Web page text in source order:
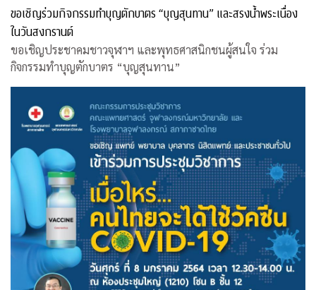
ขอเชิญร่วมกิจกรรมทำบุญตักบาตร “บุญสุนทาน” และสรงน้ำพระเนื่อง
ในวันสงกรานต์
ขอเชิญประชาคมชาวจุฬาฯ และพุทธศาสนิกชนผู้สนใจ ร่วม
กิจกรรมทำบุญตักบาตร “บุญสุนทาน”